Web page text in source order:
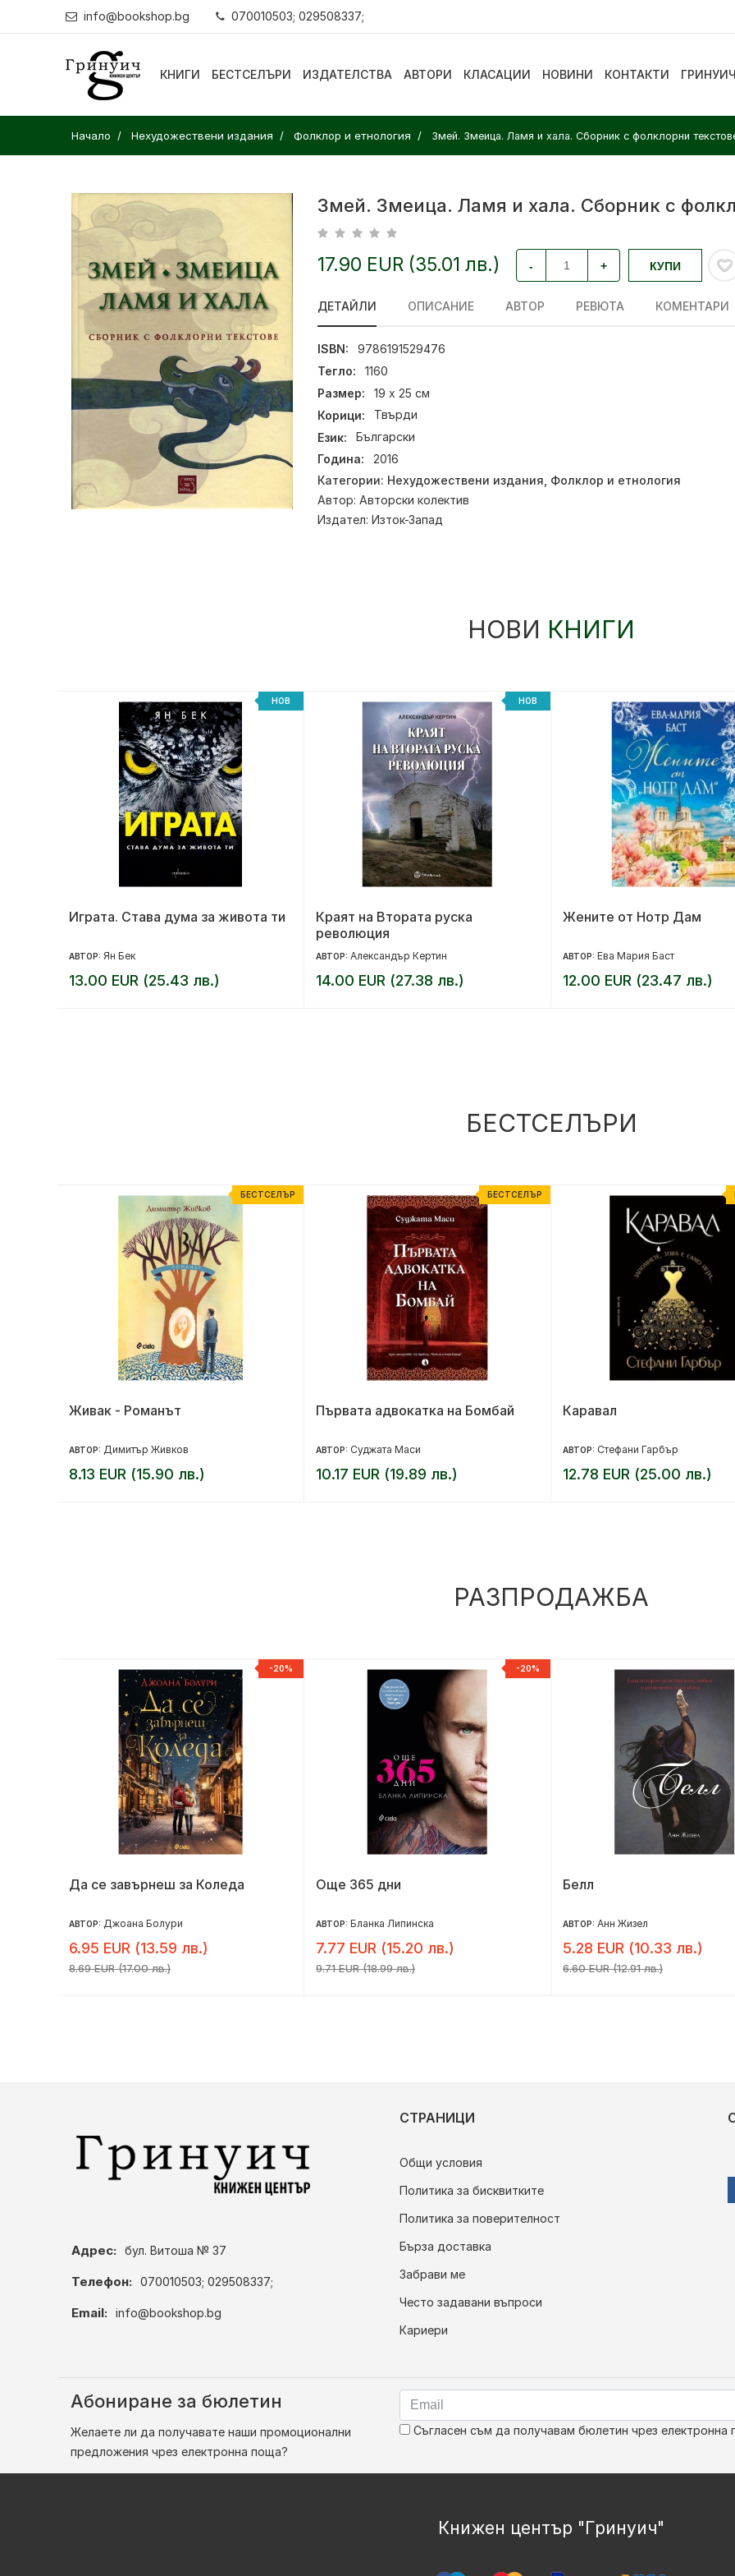
info@bookshop.bg 070010503; 029508337;
КНИГИ БЕСТСЕЛЪРИ ИЗДАТЕЛСТВА АВТОРИ КЛАСАЦИИ НОВИНИ КОНТАКТИ ГРИНУИЧ
Начало Нехудожествени издания Фолклор и етнология Змей. Змеица. Ламя и хала. Сборник с фолклорни
Змей. Змеица. Ламя и хала. Сборник с
17.90 EUR (35.01 лв.) - + КУПИ
ДЕТАЙЛИ ОПИСАНИЕ АВТОР РЕВЮТА КОМЕНТАРИ
ISBN:
9786191529476
Тегло:
1160
Размер:
19 x 25 см
Корици:
Твърди
Език:
Български
Година:
2016
Категории: Нехудожествени издания Фолклор и етнология
Автор: Авторски колектив
Издател: Изток-Запад
НОВИ КНИГИ
НОВ
Играта. Става дума за живота ти
АВТОР: Ян Бек
13.00 EUR (25.43 лв.)
НОВ
Краят на Втората руска
революция
АВТОР: Александър Кертин
14.00 EUR (27.38 лв.)
Жените от Нотр Дам
АВТОР: Ева Мария Баст
12.00 EUR (23.47 лв.)
БЕСТСЕЛЪРИ
БЕСТСЕЛЪР
Живак - Романът
АВТОР: Димитър Живков
8.13 EUR (15.90 лв.)
БЕСТСЕЛЪР
Първата адвокатка на Бомбай
АВТОР: Суджата Маси
10.17 EUR (19.89 лв.)
Каравал
АВТОР: Стефани Гарбър
12.78 EUR (25.00 лв.)
РАЗПРОДАЖБА
-20%
Да се завърнеш за Коледа
АВТОР: Джоана Болури
6.95 EUR (13.59 лв.)
8.69 EUR (17.00 лв.)
-20%
Още 365 дни
АВТОР: Бланка Липинска
7.77 EUR (15.20 лв.)
9.71 EUR (18.99 лв.)
Белл
АВТОР: Анн Жизел
5.28 EUR (10.33 лв.)
6.60 EUR (12.91 лв.)
Адрес: бул. Витоша № 37
Телефон: 070010503; 029508337;
Email: info@bookshop.bg
СТРАНИЦИ
Общи условия
Политика за бисквитките
Политика за поверителност
Бърза доставка
Забрави ме
Често задавани въпроси
Кариери
Абониране за бюлетин
Желаете ли да получавате наши промоционални
предложения чрез електронна поща?
Съгласен съм да получавам бюлетин чрез електронна
Книжен център "Гринуич"